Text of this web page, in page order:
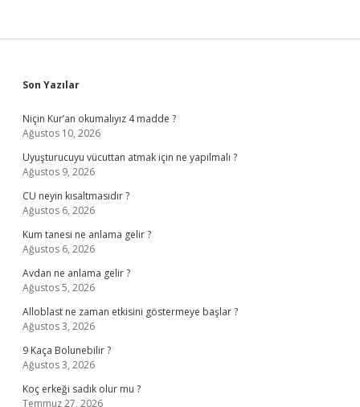
Sidebar
Son Yazılar
Niçin Kur’an okumalıyız 4 madde ?
Ağustos 10, 2026
Uyuşturucuyu vücuttan atmak için ne yapılmalı ?
Ağustos 9, 2026
CU neyin kısaltmasıdır ?
Ağustos 6, 2026
Kum tanesi ne anlama gelir ?
Ağustos 6, 2026
Avdan ne anlama gelir ?
Ağustos 5, 2026
Alloblast ne zaman etkisini göstermeye başlar ?
Ağustos 3, 2026
9 Kaça Bolunebilir ?
Ağustos 3, 2026
Koç erkeği sadık olur mu ?
Temmuz 27, 2026